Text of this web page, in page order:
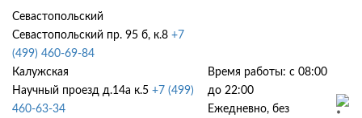
Севастопольский
Севастопольский пр. 95 б, к.8 +7
(499) 460-69-84
Калужская
Научный проезд д.14а к.5 +7 (499)
460-63-34
Время работы: с 08:00
до 22:00
Ежедневно, без